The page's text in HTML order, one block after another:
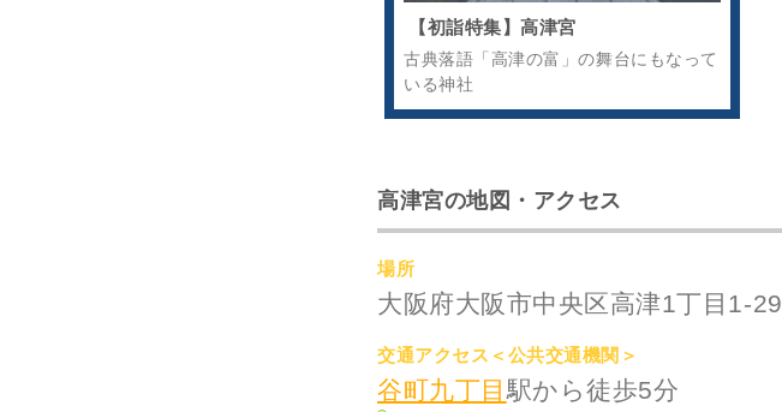
【初詣特集】高津宮
古典落語「高津の富」の舞台にもなって
いる神社
高津宮の地図・アクセス
場所
大阪府大阪市中央区高津1丁目1-29
交通アクセス＜公共交通機関＞
谷町九丁目 駅から徒歩5分